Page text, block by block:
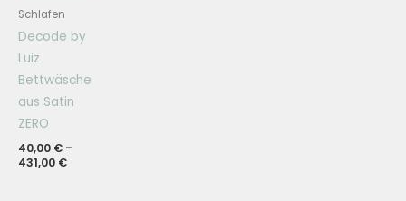
Schlafen
Decode by
Luiz
Bettwäsche
aus Satin
ZERO
40,00 € –
431,00 €